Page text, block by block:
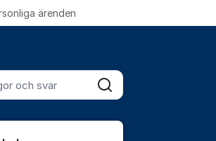
Sök
ärendenFler supportlänkar